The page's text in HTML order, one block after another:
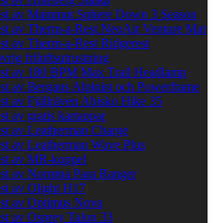
av Mammut Sphere Down 3 Season
av Therm-a-Rest NeoAir Venture Mat
av Therm-a-Rest Ridgerest
friluftsutrustning
av 180 BPM Max Trail Headlamp
av Bergans Alpinist och Powerframe
av Fjällräven Abisko Hike 35
av gratis kartappar
av Leatherman Charge
av Leatherman Wave Plus
av MR-koppel
av Norrøna Para Ranger
av Olight H17
av Optimus Nova
av Osprey Talon 33